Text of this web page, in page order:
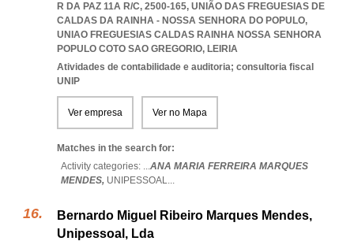
R DA PAZ 11A R/C, 2500-165, UNIÃO DAS FREGUESIAS DE
CALDAS DA RAINHA - NOSSA SENHORA DO POPULO,
UNIAO FREGUESIAS CALDAS RAINHA NOSSA SENHORA
POPULO COTO SAO GREGORIO, LEIRIA
Atividades de contabilidade e auditoria; consultoria fiscal
UNIP
Ver empresa Ver no Mapa
Matches in the search for:
Activity categories: ...ANA MARIA FERREIRA MARQUES
MENDES, UNIPESSOAL...
Bernardo Miguel Ribeiro Marques Mendes,
Unipessoal, Lda